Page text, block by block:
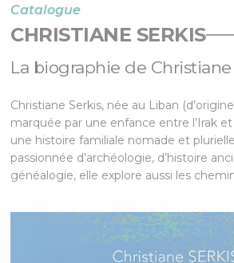
Catalogue
CHRISTIANE SERKIS
La biographie de Christiane
Christiane Serkis, née au Liban
marquée par une enfance entre l’Irak et
une histoire familiale nomade et
passionnée d’archéologie, d’histoire
généalogie, elle explore aussi les